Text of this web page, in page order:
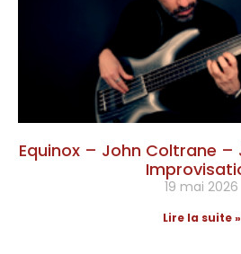
Equinox – John Coltrane –
19 mai 2026
Lire la suite »